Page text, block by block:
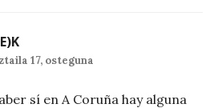
17, osteguna
sí en A Coruña hay alguna